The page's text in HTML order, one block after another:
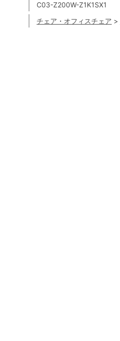
C03-Z200W-Z1K1SX1
チェア・オフィスチェア >